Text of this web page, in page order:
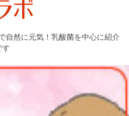
自然に元気！乳酸菌を中心に紹介
す